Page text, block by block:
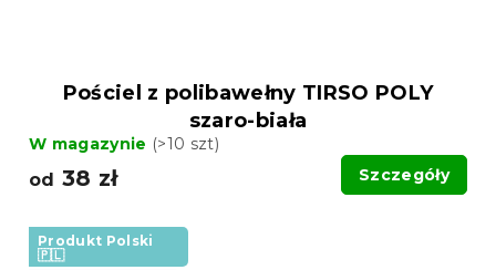
Pościel z polibawełny TIRSO POLY
szaro-biała
W magazynie (>10 szt)
od 38 zł Szczegóły
Produkt Polski
🇵🇱